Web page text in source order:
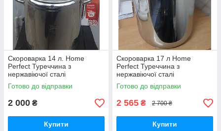
Скороварка 14 л. Home
Perfect Туреччина з
нержавіючої сталі
Готово до відправки
2 000 ₴
Купити
Скороварка 17 л Home
Perfect Туреччина з
нержавіючої сталі
Готово до відправки
2 565 ₴ 2 700 ₴
Купити